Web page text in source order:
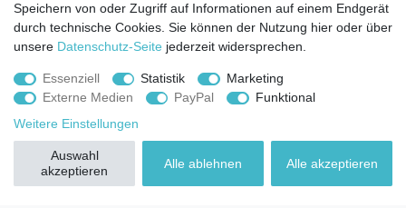
Über uns
Montessori-Lernwelten-Versprechen
Partnerprogramm
Bestellung widerrufen
Impressum
Speichern von oder Zugriff auf Informationen auf einem Endgerät
durch technische Cookies. Sie können der Nutzung hier oder über
unsere Datenschutz-Seite jederzeit widersprechen.
Essenziell Statistik
Marketing
Externe Medien
PayPal
Funktional
Weitere Einstellungen
Alle akzeptieren
Alle ablehnen
Auswahl
akzeptieren